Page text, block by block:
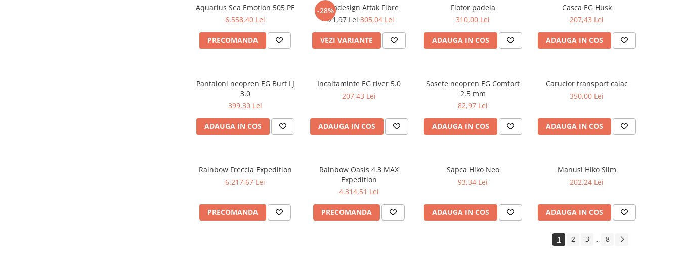
Aquarius Sea Emotion 505 PE
6.558,40 Lei
PRECOMANDA
-28%
Aquadesign Attak Fibre
421,97 Lei305,04 Lei
VEZI VARIANTE
Flotor padela
310,00 Lei
ADAUGA IN COS
Casca EG Husk
207,43 Lei
ADAUGA IN COS
Pantaloni neopren EG Burt LJ
3.0
399,30 Lei
ADAUGA IN COS
Incaltaminte EG river 5.0
207,43 Lei
ADAUGA IN COS
Sosete neopren EG Comfort
2.5 mm
82,97 Lei
ADAUGA IN COS
Carucior transport caiac
350,00 Lei
ADAUGA IN COS
Rainbow Freccia Expedition
6.217,67 Lei
PRECOMANDA
Rainbow Oasis 4.3 MAX
Expedition
4.314,51 Lei
PRECOMANDA
Sapca Hiko Neo
93,34 Lei
ADAUGA IN COS
Manusi Hiko Slim
202,24 Lei
ADAUGA IN COS
1 2 3 ... 8